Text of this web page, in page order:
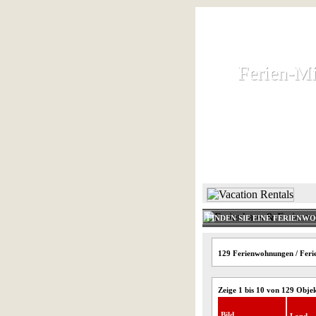
Ferien-
Ferien-
FINDEN SIE EINE
129 Ferienwohnungen /
Zeige 1 bis 10 von 129